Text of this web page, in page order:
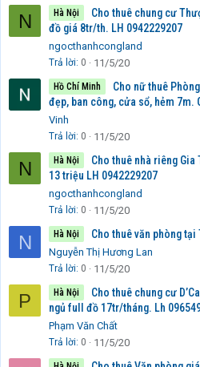
N Hà Nội
Cho thuê chung cư
đồ giá 8tr/th. LH 0942229207
ngocthanhcongland
Trả lời 0 11/5/20
Hồ Chí Minh
Cho nữ thuê
đẹp, ban công, cửa sổ, hẻm 7m.
Vinh
Trả lời 0 11/5/20
N Hà Nội
Cho thuê nhà riêng
13 triệu LH 0942229207
ngocthanhcongland
Trả lời 0 11/5/20
N Hà Nội Cho thuê văn phòng tại
Nguyễn Thị Hương Lan
Trả lời 0 11/5/20
P Hà Nội
Cho thuê chung cư
ngủ full đồ 17tr/tháng. Lh
Phạm Văn Chất
Trả lời 0 11/5/20